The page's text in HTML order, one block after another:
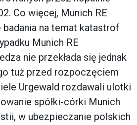
Co więcej, Munich RE
na temat katastrof
Munich RE
nie przekłada się jednak
tuż przed rozpoczęciem
Urgewald rozdawali ulotki
spółki-córki Munich
w ubezpieczanie polskich